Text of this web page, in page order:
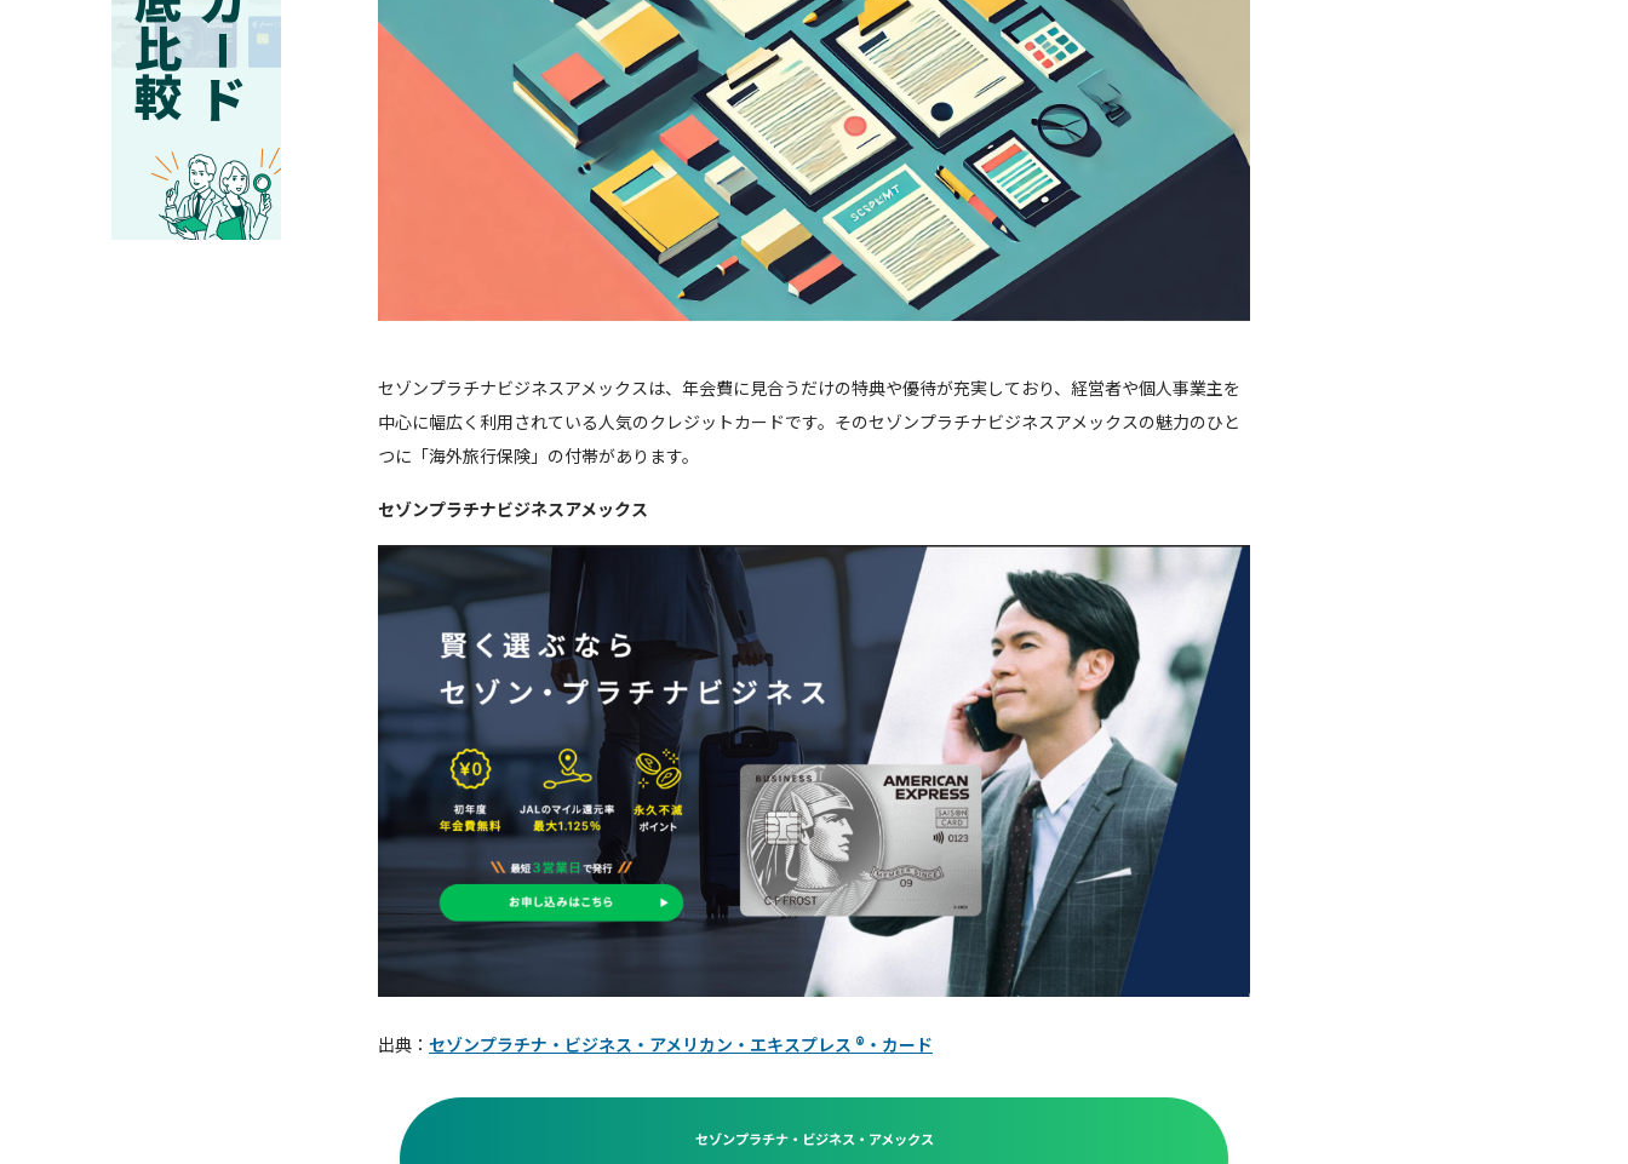
セゾンプラチナビジネスアメックスは、年会費に見合うだけの特典や優待が充実しており、経営者や個人事業主を
中心に幅広く利用されている人気のクレジットカードです。そのセゾンプラチナビジネスアメックスの魅力のひと
つに「海外旅行保険」の付帯があります。
セゾンプラチナビジネスアメックス
出典： セゾンプラチナ・ビジネス・アメリカン・エキスプレス ®・カード
セゾンプラチナ・ビジネス・アメックス